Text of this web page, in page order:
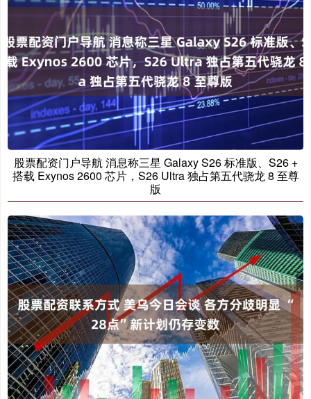
股票配资门户导航 消息称三星 Galaxy S26 标准版、S26 +
搭载 Exynos 2600 芯片，S26 Ultra 独占第五代骁龙 8 至尊
版